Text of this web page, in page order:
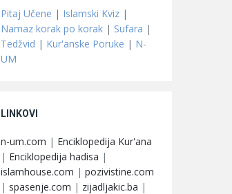
Pitaj Učene | Islamski Kviz |
Namaz korak po korak | Sufara |
Tedžvid | Kur'anske Poruke | N-
UM
LINKOVI
n-um.com | Enciklopedija Kur'ana
| Enciklopedija hadisa |
islamhouse.com | pozivistine.com
| spasenje.com | zijadljakic.ba |